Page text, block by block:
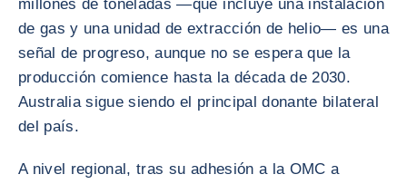
millones de toneladas —que incluye una instalación
de gas y una unidad de extracción de helio— es una
señal de progreso, aunque no se espera que la
producción comience hasta la década de 2030.
Australia sigue siendo el principal donante bilateral
del país.
A nivel regional, tras su adhesión a la OMC a